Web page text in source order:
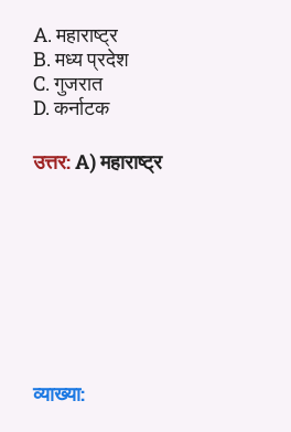
A. महाराष्ट्र
B. मध्य प्रदेश
C. गुजरात
D. कर्नाटक
उत्तर:A) महाराष्ट्र
व्याख्या: